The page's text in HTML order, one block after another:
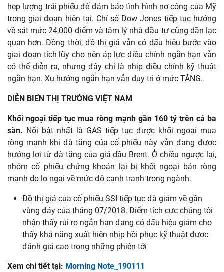
hẹp lượng trái phiếu để đảm bảo tình hình nợ công của Mỹ
trong giai đoạn hiện tại. Chỉ số Dow Jones tiếp tục hướng
về sát mức 24,000 điểm và tâm lý nhà đầu tư cũng dần lạc
quan hơn. Đồng thời, đồ thị giá vẫn có dấu hiệu bước vào
giai đoạn tích lũy cho nên áp lực điều chỉnh ngắn hạn vẫn
có thể diễn ra, nhưng đây chỉ là nhịp điều chỉnh kỹ thuật
ngắn hạn. Xu hướng ngắn hạn vẫn duy trì ở mức TĂNG.
DIỄN BIẾN THỊ TRƯỜNG VIỆT NAM
Khối ngoại tiếp tục mua ròng mạnh gần 160 tỷ trên cả ba
sàn. Nổi bật nhất là GAS tiếp tục được khối ngoại mua
ròng mạnh khi đà tăng của cổ phiếu này vẫn đang được
hưởng lợi từ đà tăng của giá dầu Brent. Ở chiều ngược lại,
nhóm cổ phiếu chứng khoán lại bị khối ngoại bán ròng
mạnh do lo ngại về mức độ cạnh tranh trong ngành.
Đồ thị giá của cổ phiếu SSI tiếp tục đà giảm về gần
vùng đáy của tháng 07/2018. Điểm tích cực chúng tôi
nhận thấy rủi ro ngắn hạn đang có dấu hiệu giảm cho
thấy khả năng xuất hiện nhịp hồi phục kỹ thuật được
đánh giá cao trong những phiên tới
Xem chi tiết tại: Morning Note_190111